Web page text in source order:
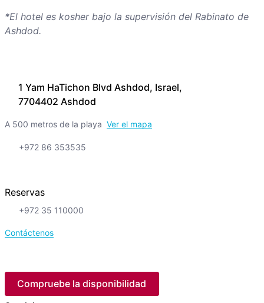
1 Yam HaTichon Blvd Ashdod, Israel,
7704402 Ashdod
A 500 metros de la playa Ver el mapa
+972 86 353535
Reservas
+972 35 110000
Contáctenos
Compruebe la disponibilidad
*El hotel es kosher bajo la supervisión del Rabinato de
Ashdod.